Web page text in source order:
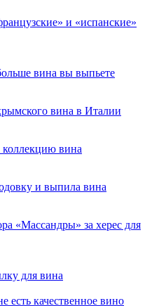
и «испанские»
вина вы выпьете
вина в Италии
коллекцию вина
и выпила вина
«Массандры» за херес для
для вина